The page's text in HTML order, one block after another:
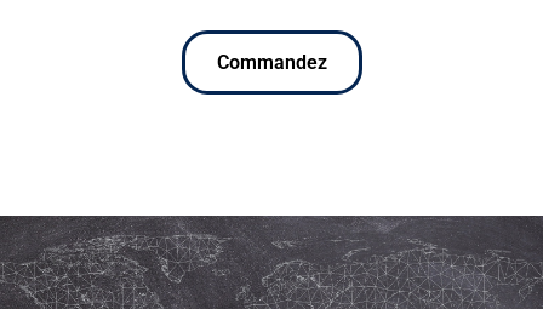
Commandez